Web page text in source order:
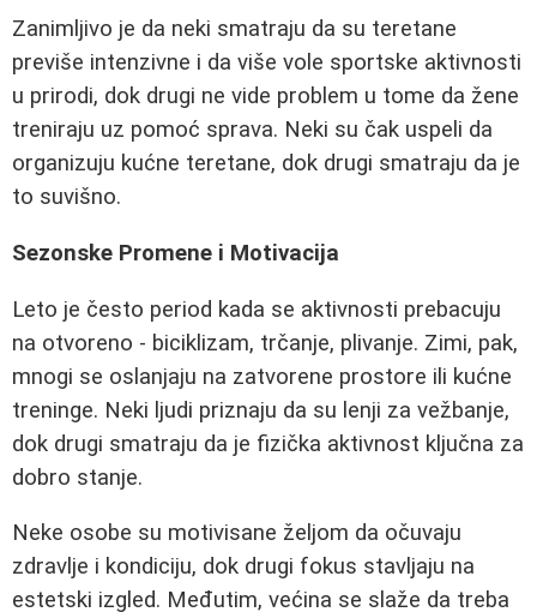
Zanimljivo je da neki smatraju da su teretane
previše intenzivne i da više vole sportske aktivnosti
u prirodi, dok drugi ne vide problem u tome da žene
treniraju uz pomoć sprava. Neki su čak uspeli da
organizuju kućne teretane, dok drugi smatraju da je
to suvišno.
Sezonske Promene i Motivacija
Leto je često period kada se aktivnosti prebacuju
na otvoreno - biciklizam, trčanje, plivanje. Zimi, pak,
mnogi se oslanjaju na zatvorene prostore ili kućne
treninge. Neki ljudi priznaju da su lenji za vežbanje,
dok drugi smatraju da je fizička aktivnost ključna za
dobro stanje.
Neke osobe su motivisane željom da očuvaju
zdravlje i kondiciju, dok drugi fokus stavljaju na
estetski izgled. Međutim, većina se slaže da treba